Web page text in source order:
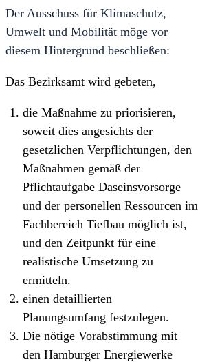
Der Ausschuss für Klimaschutz,
Umwelt und Mobilität möge vor
diesem Hintergrund beschließen:
Das Bezirksamt wird gebeten,
die Maßnahme zu priorisieren,
soweit dies angesichts der
gesetzlichen Verpflichtungen, den
Maßnahmen gemäß der
Pflichtaufgabe Daseinsvorsorge
und der personellen Ressourcen im
Fachbereich Tiefbau möglich ist,
und den Zeitpunkt für eine
realistische Umsetzung zu
ermitteln.
einen detaillierten
Planungsumfang festzulegen.
Die nötige Vorabstimmung mit
den Hamburger Energiewerke